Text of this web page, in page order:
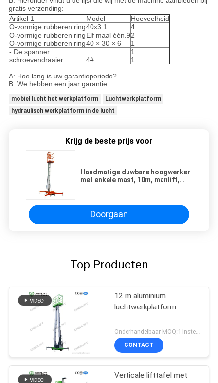
gratis verzending:
Artikel 1
Model
Hoeveelheid
O-vormige rubberen ring40x3.1
4
O-vormige rubberen ringElf maal één.92
O-vormige rubberen ring40 × 30 × 6
1
- De spanner.
1
schroevendraaier
4# 1
A: Hoe lang is uw garantieperiode?
B: We hebben een jaar garantie.
mobiel lucht het werkplatform
Luchtwerkplatform
hydraulisch werkplatform in de lucht
Krijg de beste prijs voor
Handmatige duwbare hoogwerker
met enkele mast, 10m, manlift,
Doorgaan
Top Producten
12 m aluminium
luchtwerkplatform
CONTACT
Verticale lifttafel met